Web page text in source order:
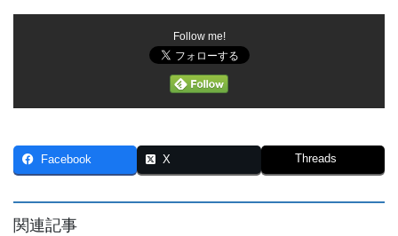
Follow me!
Facebook X Threads
関連記事